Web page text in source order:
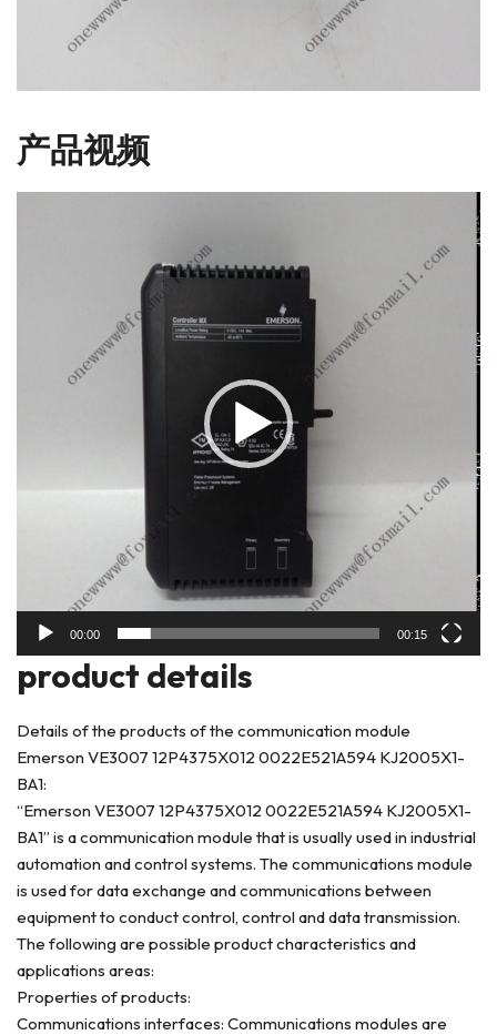
产品视频
00:00 00:15
product details
Details of the products of the communication module
Emerson VE3007 12P4375X012 0022E521A594 KJ2005X1-
BA1:
“Emerson VE3007 12P4375X012 0022E521A594 KJ2005X1-
BA1” is a communication module that is usually used in industrial
automation and control systems. The communications module
is used for data exchange and communications between
equipment to conduct control, control and data transmission.
The following are possible product characteristics and
applications areas:
Properties of products:
Communications interfaces: Communications modules are